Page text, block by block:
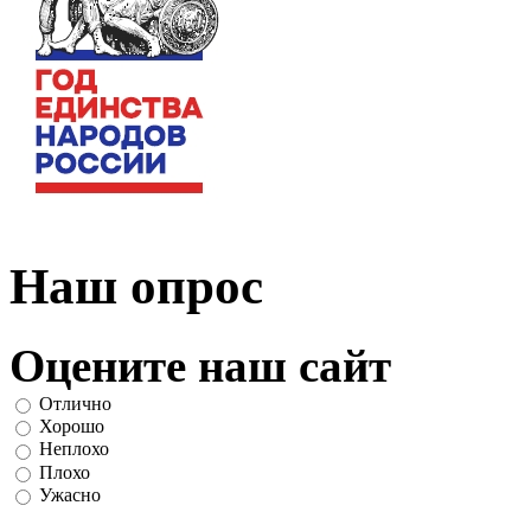
Наш опрос
Оцените наш сайт
Отлично
Хорошо
Неплохо
Плохо
Ужасно